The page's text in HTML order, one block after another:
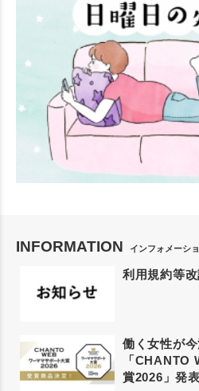
INFORMATION インフォメーシ
利用規約等
働く女性が
「CHANTO
賞2026」発表